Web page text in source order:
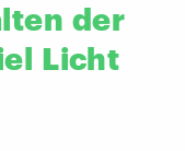
der
Licht